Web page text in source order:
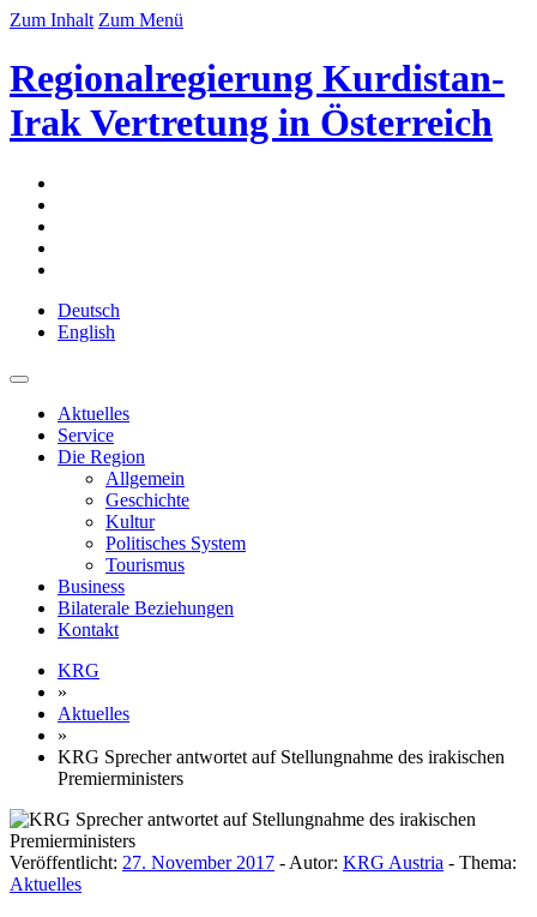
Zum Inhalt Zum Menü
Regionalregierung Kurdistan-
Irak Vertretung in Österreich
Deutsch
English
Aktuelles
Service
Die Region
Allgemein
Geschichte
Kultur
Politisches System
Tourismus
Business
Bilaterale Beziehungen
Kontakt
KRG
»
Aktuelles
»
KRG Sprecher antwortet auf Stellungnahme des irakischen
Premierministers
Veröffentlicht: 27. November 2017 - Autor: KRG Austria - Thema:
Aktuelles